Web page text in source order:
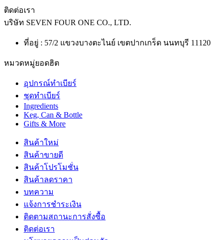
ติดต่อเรา
บริษัท SEVEN FOUR ONE CO., LTD.
ที่อยู่ : 57/2 แขวงบางตะไนย์ เขตปากเกร็ด นนทบุรี 11120
หมวดหมู่ยอดฮิต
อุปกรณ์ทำเบียร์
ชุดทำเบียร์
Ingredients
Keg, Can & Bottle
Gifts & More
สินค้าใหม่
สินค้าขายดี
สินค้าโปรโมชั่น
สินค้าลดราคา
บทความ
แจ้งการชำระเงิน
ติดตามสถานะการสั่งซื้อ
ติดต่อเรา